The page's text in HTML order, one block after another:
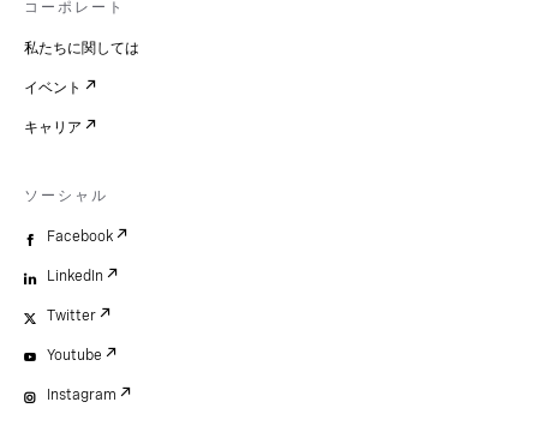
コーポレート
私たちに関しては
イベント
キャリア
ソーシャル
Facebook
LinkedIn
Twitter
Youtube
Instagram